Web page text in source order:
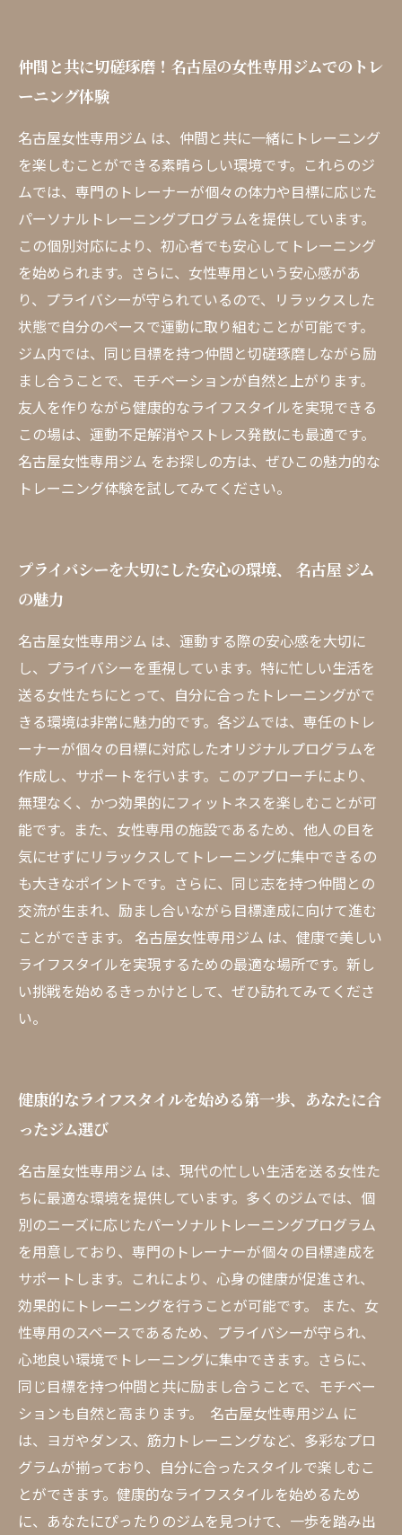
仲間と共に切磋琢磨！名古屋の女性専用ジムでのトレ
ーニング体験
名古屋女性専用ジム は、仲間と共に一緒にトレーニング
を楽しむことができる素晴らしい環境です。これらのジ
ムでは、専門のトレーナーが個々の体力や目標に応じた
パーソナルトレーニングプログラムを提供しています。
この個別対応により、初心者でも安心してトレーニング
を始められます。さらに、女性専用という安心感があ
り、プライバシーが守られているので、リラックスした
状態で自分のペースで運動に取り組むことが可能です。
ジム内では、同じ目標を持つ仲間と切磋琢磨しながら励
まし合うことで、モチベーションが自然と上がります。
友人を作りながら健康的なライフスタイルを実現できる
この場は、運動不足解消やストレス発散にも最適です。
名古屋女性専用ジム をお探しの方は、ぜひこの魅力的な
トレーニング体験を試してみてください。
プライバシーを大切にした安心の環境、 名古屋 ジム
の魅力
名古屋女性専用ジム は、運動する際の安心感を大切に
し、プライバシーを重視しています。特に忙しい生活を
送る女性たちにとって、自分に合ったトレーニングがで
きる環境は非常に魅力的です。各ジムでは、専任のトレ
ーナーが個々の目標に対応したオリジナルプログラムを
作成し、サポートを行います。このアプローチにより、
無理なく、かつ効果的にフィットネスを楽しむことが可
能です。また、女性専用の施設であるため、他人の目を
気にせずにリラックスしてトレーニングに集中できるの
も大きなポイントです。さらに、同じ志を持つ仲間との
交流が生まれ、励まし合いながら目標達成に向けて進む
ことができます。 名古屋女性専用ジム は、健康で美しい
ライフスタイルを実現するための最適な場所です。新し
い挑戦を始めるきっかけとして、ぜひ訪れてみてくださ
い。
健康的なライフスタイルを始める第一歩、あなたに合
ったジム選び
名古屋女性専用ジム は、現代の忙しい生活を送る女性た
ちに最適な環境を提供しています。多くのジムでは、個
別のニーズに応じたパーソナルトレーニングプログラム
を用意しており、専門のトレーナーが個々の目標達成を
サポートします。これにより、心身の健康が促進され、
効果的にトレーニングを行うことが可能です。 また、女
性専用のスペースであるため、プライバシーが守られ、
心地良い環境でトレーニングに集中できます。さらに、
同じ目標を持つ仲間と共に励まし合うことで、モチベー
ションも自然と高まります。 名古屋女性専用ジム に
は、ヨガやダンス、筋力トレーニングなど、多彩なプロ
グラムが揃っており、自分に合ったスタイルで楽しむこ
とができます。健康的なライフスタイルを始めるため
に、あなたにぴったりのジムを見つけて、一歩を踏み出